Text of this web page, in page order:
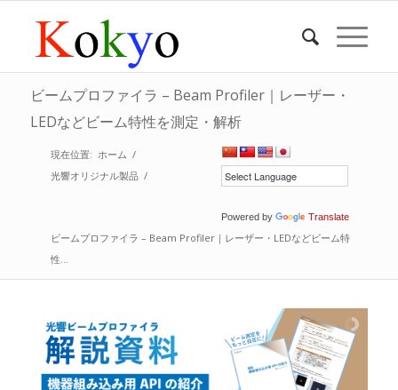
ビームプロファイラ – Beam Profiler｜レーザー・
LEDなどビーム特性を測定・解析
Powered by Translate
現在位置: ホーム /
光響オリジナル製品 /
ビームプロファイラ – Beam Profiler｜レーザー・LEDなどビーム特
性...